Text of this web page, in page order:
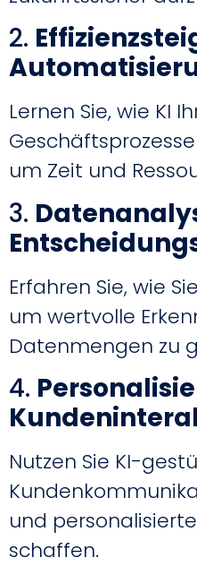
2.
Lernen Sie, wie KI
um Zeit und
3.
Erfahren Sie, wie
um wertvolle
Datenmengen zu
4.
Nutzen Sie KI-
und
schaffen.